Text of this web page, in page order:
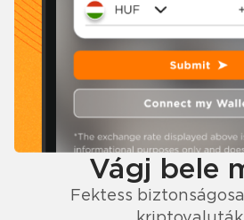
Vágj bele
Fektess